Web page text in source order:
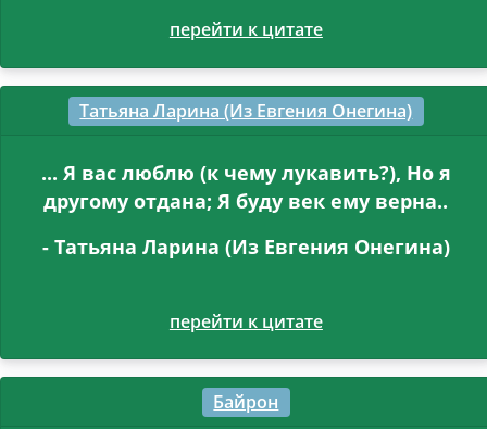
перейти к цитате
Татьяна Ларина (Из Евгения Онегина)
... Я вас люблю (к чему лукавить?), Но я
другому отдана; Я буду век ему верна..
- Татьяна Ларина (Из Евгения Онегина)
перейти к цитате
Байрон